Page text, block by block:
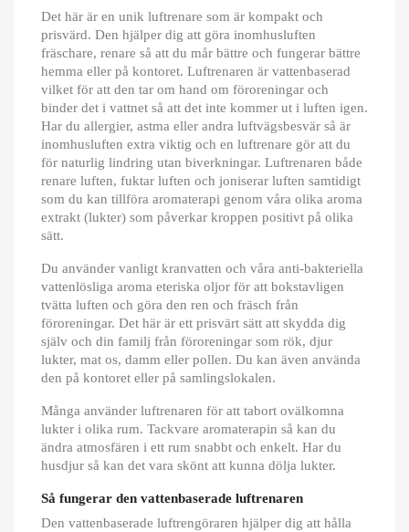
Det här är en unik luftrenare som är kompakt och
prisvärd. Den hjälper dig att göra inomhusluften
fräschare, renare så att du mår bättre och fungerar bättre
hemma eller på kontoret. Luftrenaren är vattenbaserad
vilket för att den tar om hand om föroreningar och
binder det i vattnet så att det inte kommer ut i luften igen.
Har du allergier, astma eller andra luftvägsbesvär så är
inomhusluften extra viktig och en luftrenare gör att du
för naturlig lindring utan biverkningar. Luftrenaren både
renare luften, fuktar luften och joniserar luften samtidigt
som du kan tillföra aromaterapi genom våra olika aroma
extrakt (lukter) som påverkar kroppen positivt på olika
sätt.
Du använder vanligt kranvatten och våra anti-bakteriella
vattenlösliga aroma eteriska oljor för att bokstavligen
tvätta luften och göra den ren och fräsch från
föroreningar. Det här är ett prisvärt sätt att skydda dig
själv och din familj från föroreningar som rök, djur
lukter, mat os, damm eller pollen. Du kan även använda
den på kontoret eller på samlingslokalen.
Många använder luftrenaren för att tabort ovälkomna
lukter i olika rum. Tackvare aromaterapin så kan du
ändra atmosfären i ett rum snabbt och enkelt. Har du
husdjur så kan det vara skönt att kunna dölja lukter.
Så fungerar den vattenbaserade luftrenaren
Den vattenbaserade luftrengöraren hjälper dig att hålla